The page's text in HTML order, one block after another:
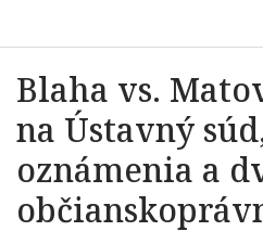
Blaha vs.
na Ústavný
oznámenia a